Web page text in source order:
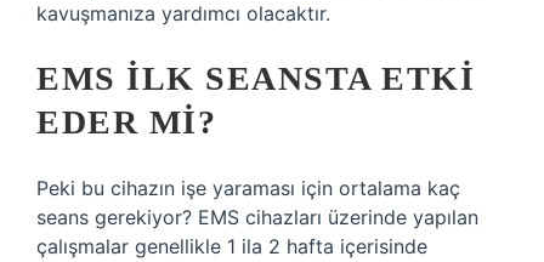
kavuşmanıza yardımcı olacaktır.
EMS ILK SEANSTA ETKI
EDER MI?
Peki bu cihazın işe yaraması için ortalama kaç
seans gerekiyor? EMS cihazları üzerinde yapılan
çalışmalar genellikle 1 ila 2 hafta içerisinde